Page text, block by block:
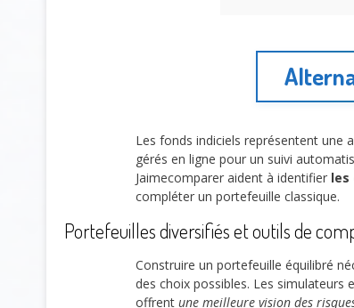
Les fonds indiciels représentent une
gérés en ligne pour un suivi
Jaimecomparer aident à identifier les
compléter un portefeuille classique.
Portefeuilles diversifiés et outils de
Construire un portefeuille équilibré
des choix possibles. Les simulateurs
offrent une meilleure vision des